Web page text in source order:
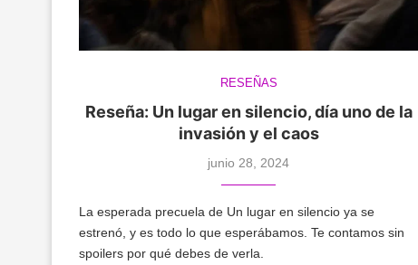
RESEÑAS
Reseña: Un lugar en silencio, día uno de la
invasión y el caos
junio 28, 2024
La esperada precuela de Un lugar en silencio ya se
estrenó, y es todo lo que esperábamos. Te contamos sin
spoilers por qué debes de verla.